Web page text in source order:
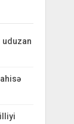
uduzan